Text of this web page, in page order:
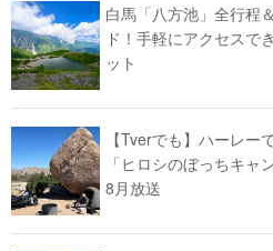
白馬「八方池」全行程
ド！手軽にアクセスで
ット
【Tverでも】ハーレー
「ヒロシのぼっちキャ
8月放送